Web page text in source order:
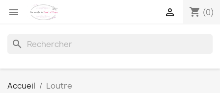
 shopping_cart (0)

search
Accueil Loutre